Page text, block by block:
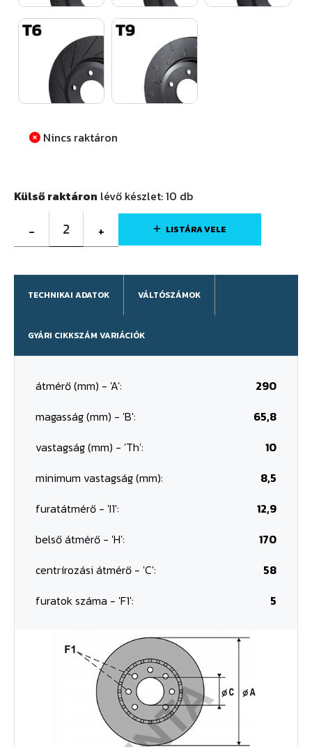
Nincs raktáron
Külső raktáron lévő készlet:10 db
- 2 + LISTÁRA VELE
TECHNIKAI ADATOK VÁLTÓSZÁMOK
GYÁRI CIKKSZÁM VARIÁCIÓK
átmérő (mm) - 'A':
290
magasság (mm) - 'B':
65,8
vastagság (mm) - 'Th':
10
minimum vastagság (mm):
8,5
furatátmérő - 'I1':
12,9
belső átmérő - 'H':
170
centrírozási átmérő - 'C':
58
furatok száma - 'F1':
5